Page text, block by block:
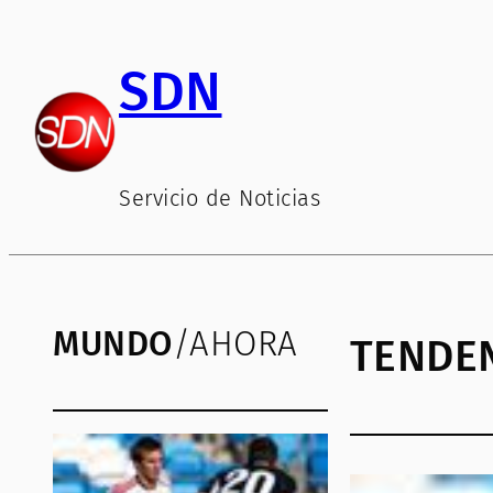
SDN
Servicio de Noticias
MUNDO/AHORA